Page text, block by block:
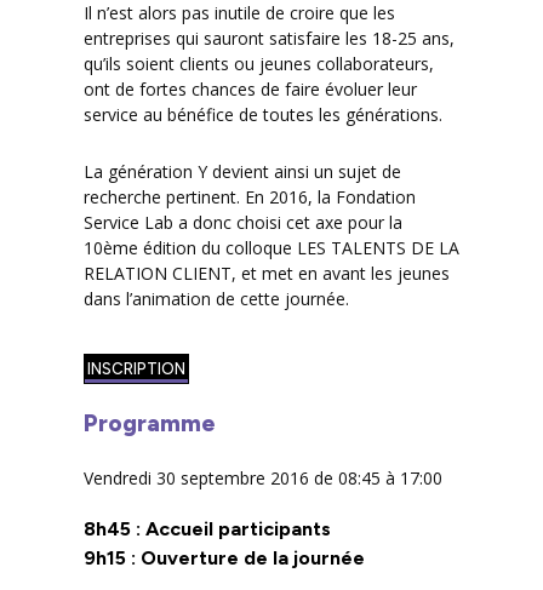
Il n’est alors pas inutile de croire que les
entreprises qui sauront satisfaire les 18-25 ans,
qu’ils soient clients ou jeunes collaborateurs,
ont de fortes chances de faire évoluer leur
service au bénéfice de toutes les générations.
La génération Y devient ainsi un sujet de
recherche pertinent. En 2016, la Fondation
Service Lab a donc choisi cet axe pour la
10ème édition du colloque LES TALENTS DE LA
RELATION CLIENT, et met en avant les jeunes
dans l’animation de cette journée.
INSCRIPTION
Programme
Vendredi 30 septembre 2016 de 08:45 à 17:00
8h45 : Accueil participants
9h15 : Ouverture de la journée